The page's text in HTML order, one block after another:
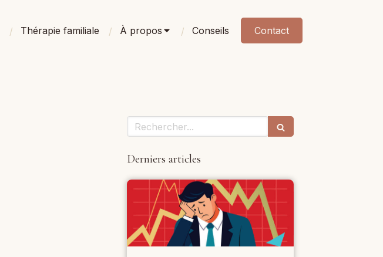
Thérapie familiale À propos Conseils Contact
Rechercher
Derniers articles